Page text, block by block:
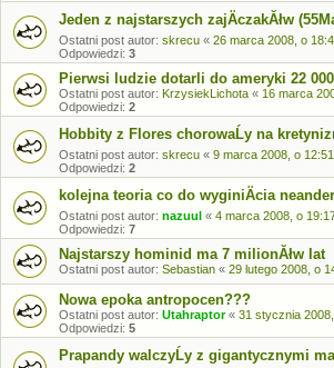
Jeden z najstarszych zajÄczakĂłw
Ostatni post autor: skrecu « 26 marca 2008, o
Odpowiedzi: 3
Pierwsi ludzie dotarli do ameryki 22
Ostatni post autor: KrzysiekLichota « 16 marca
Odpowiedzi: 2
Hobbity z Flores chorowaĹy na
Ostatni post autor: skrecu « 9 marca 2008, o 12:51
Odpowiedzi: 2
kolejna teoria co do wyginiÄcia
Ostatni post autor: nazuul « 4 marca 2008, o
Odpowiedzi: 7
Najstarszy hominid ma 7 milionĂłw lat
Ostatni post autor: Sebastian « 29 lutego 2008, o
Nowa epoka antropocen???
Ostatni post autor: Utahraptor« 31 stycznia
Odpowiedzi: 5
Prapandy walczyĹy z gigantycznymi